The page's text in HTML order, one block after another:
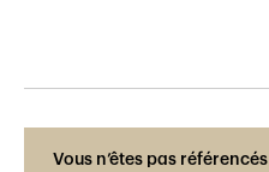
Vous n’êtes pas